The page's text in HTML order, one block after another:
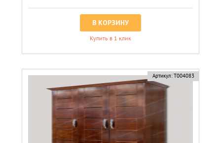
В КОРЗИНУ
Купить в 1 клик
Артикул: Т004083